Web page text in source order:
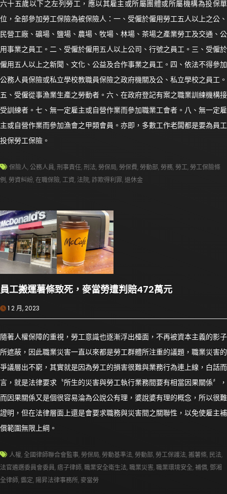
六十五歲以下之左列勞工，應以其雇主或所屬團體或所屬機構為投保單
位，全部參加勞工保險為被保險人：一、受僱於僱用勞工五人以上之公、
民營工廠、礦場、鹽場、農場、牧場、林場、茶場之產業勞工及交通、公
用事業之員工。二、受僱於僱用五人以上公司、行號之員工。三、受僱於
僱用五人以上之新聞、文化、公益及合作事業之員工。四、依法不得參加
公務人員保險或私立學校教職員保險之政府機關及公、私立學校之員工。
五、受僱從事漁業生產之勞動者。六、在政府登記有案之職業訓練機構接
受訓練者。七、無一定雇主或自營作業而參加職業工會者。八、無一定雇
主或自營作業而參加漁會之甲類會員。亦即，多數工作老闆都是要為員工
投保勞工保險。
保險人,公務人員,刑事責任,刑法, 勞保局, 勞保費, 勞動部, 勞務, 勞工, 勞工保險條
例, 勞資糾紛,在職保險,工資, 法院,詐欺得利罪,退休金
員工搬運薯條致死，麥當勞遭判賠472萬元
1 2 月, 2023
隨著人權保障的重視，勞工意識也逐漸浮出檯面，不再被資本主義的影子
所遮蔽，因此職業災害一直以來都是勞工群體所注重的議題，職業災害的
爭議層出不窮，其實就是因為勞工的損害很難與業務行為連上線，白話而
言，就是法律要求〝所生的災害與勞工執行業務間要有相當因果關係〞，
而因果關係又是個很容易淪為公說公有理，婆說婆有理的概念，所以很難
證明，但在法律層面上還是會要求職務與災害間之關聯性，以免使雇主補
償範圍無限上綱。
人權,全國律師聯合會監事, 勞保局, 勞動基準法, 勞動部, 勞工保護法,搬薯條, 民法,
法官遴選委員會委員,痞子律師,職業安全衛生法,職業災害,職業環境安全,補償, 鄧湘
全律師,鑑定, 陽昇法律事務所,麥當勞